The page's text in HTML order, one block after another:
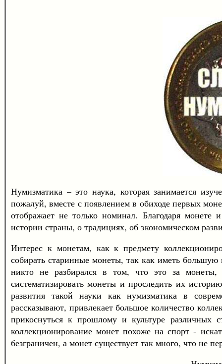
Нумизматика – это наука, которая занимается
пожалуй, вместе с появлением в обиходе первых
отображает не только номинал. Благодаря монете
истории страны, о традициях, об экономическом
Интерес к монетам, как к предмету
собирать старинные монеты, так как иметь
никто не разбирался в том, что это за монеты,
систематизировать монеты и проследить их
развития такой науки как нумизматика в
рассказывают, привлекает большое количество
прикоснуться к прошлому и культуре
коллекционирование монет похоже на спорт -
безграничен, а монет существует так много, что не